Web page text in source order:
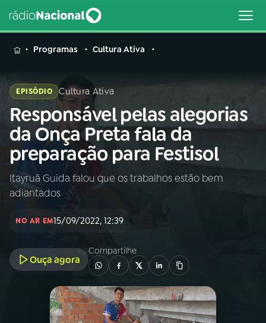
MENU
Buscar
na
Rádio
Nacional
Buscar
AO VIVO
INÍCIO
A RÁDIO
PROGRAMAÇÃO
Programas Cultura Ativa
EPISÓDIO Cultura Ativa
Responsável pelas alegorias
da Onça Preta fala da
preparação para Festisol
Itayruã Guida falou que os trabalhos estão bem
adiantados
NO AR EM15/09/2022, 12:39
Ouça agora
Compartilhe